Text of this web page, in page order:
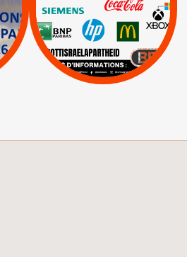
Livres et brochures |
Mehadrin | PUMA
Sodastream |
Visuels, tracts,
affiches,...